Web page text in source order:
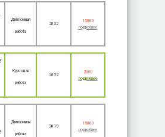
Дипломная
работа
2022
15000
подробнее
Курсовая
работа
2022
2000
подробнее
Дипломная
работа
2019
15000
подробнее